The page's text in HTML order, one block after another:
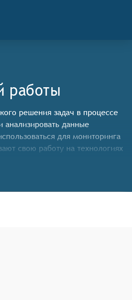
работы
решения задач в процессе
анализировать данные
для мониторинга
свою работу на технологиях
категории ботов по подбору
для дальнейшей
об этом обе стороны.
и вакансии, а также